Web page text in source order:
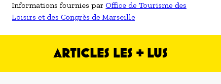
Informations fournies par Office de Tourisme des
Loisirs et des Congrès de Marseille
ARTICLES LES + LUS